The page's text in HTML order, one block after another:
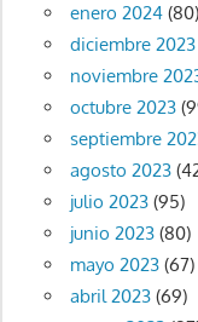
enero 2024(80)
diciembre 2023
noviembre
octubre 2023
septiembre
agosto 2023
julio 2023(95)
junio 2023(80)
mayo 2023(67)
abril 2023(69)